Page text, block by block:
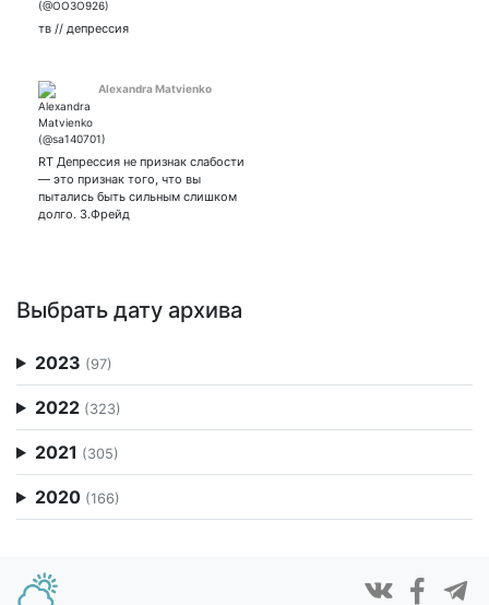
тв // депрессия
Alexandra Matvienko
RT Депрессия не признак слабости
— это признак того, что вы
пытались быть сильным слишком
долго. З.Фрейд
Выбрать дату архива
2023 (97)
2022 (323)
2021 (305)
2020 (166)